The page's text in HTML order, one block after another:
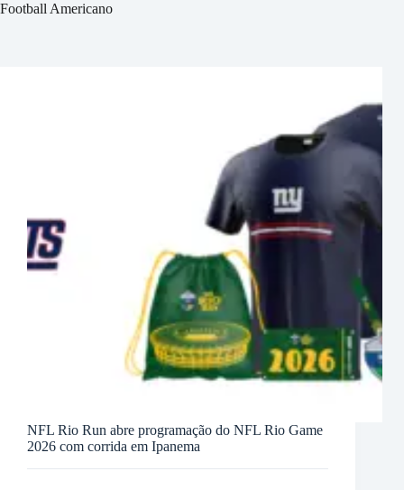
Football Americano
NFL Rio Run abre programação do NFL Rio Game
2026 com corrida em Ipanema